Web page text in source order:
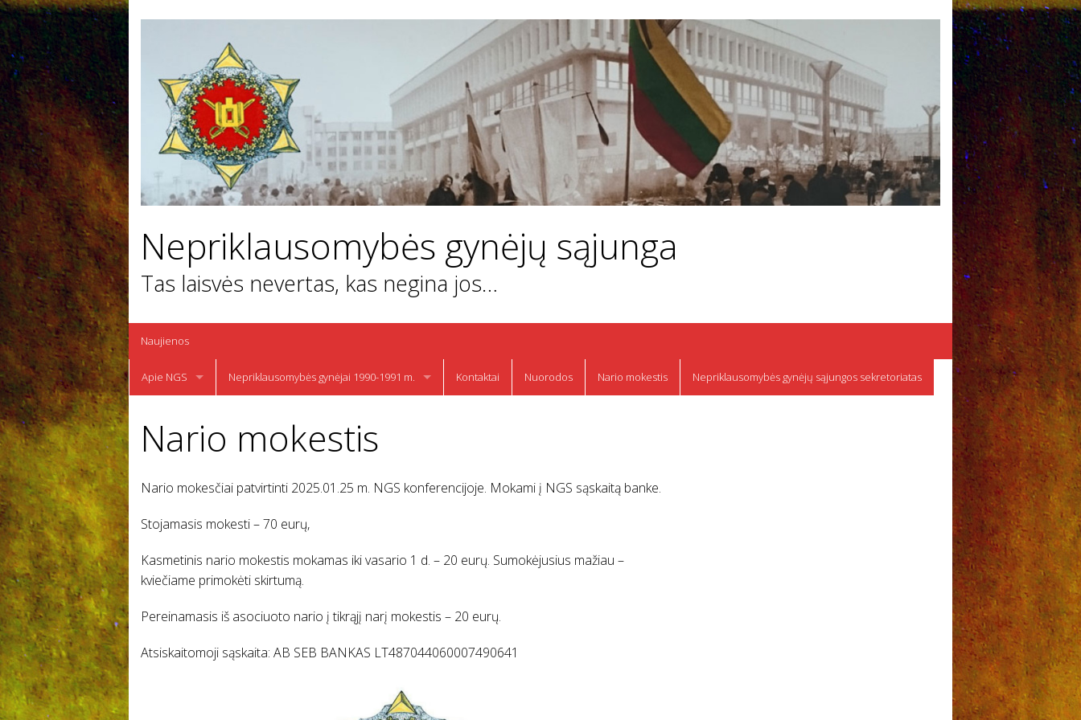
Nepriklausomybės gynėjų sąjunga
Tas laisvės nevertas, kas negina jos…
Skip
to
content
Naujienos
Apie NGS
Nepriklausomybės gynėjo priesaika
Rėmėjai
Nepriklausomybės gynėjai 1990-1991 m.
Žuvo gindami Lietuvos Nepriklausomybę
Nepriklausomybės gynėjas Vidmantas Andriuškevičius
Medalis „Nepriklausomybės gynėjui”
Kontaktai Nuorodos Nario mokestis Nepriklausomybės gynėjų sąjungos sekretoriatas
Nario mokestis
Nario mokesčiai patvirtinti 2025.01.25 m. NGS konferencijoje. Mokami į NGS sąskaitą banke.
Stojamasis mokesti – 70 eurų,
Kasmetinis nario mokestis mokamas iki vasario 1 d. – 20 eurų. Sumokėjusius mažiau –
kviečiame primokėti skirtumą.
Pereinamasis iš asociuoto nario į tikrąjį narį mokestis – 20 eurų.
Atsiskaitomoji sąskaita: AB SEB BANKAS LT487044060007490641